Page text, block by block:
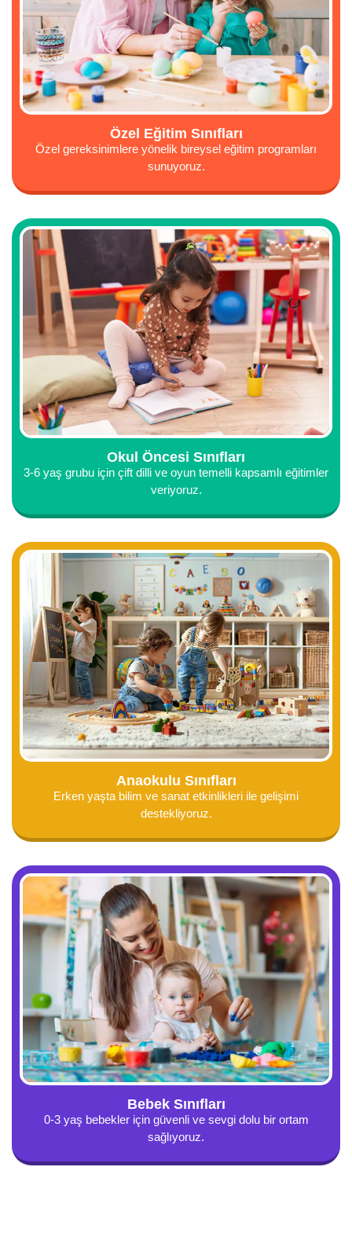
Özel Eğitim Sınıfları
Özel gereksinimlere yönelik bireysel eğitim programları
sunuyoruz.
Okul Öncesi Sınıfları
3-6 yaş grubu için çift dilli ve oyun temelli kapsamlı eğitimler
veriyoruz.
Anaokulu Sınıfları
Erken yaşta bilim ve sanat etkinlikleri ile gelişimi
destekliyoruz.
Bebek Sınıfları
0-3 yaş bebekler için güvenli ve sevgi dolu bir ortam
sağlıyoruz.